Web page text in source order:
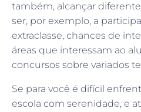
também, alcançar
ser, por exemplo, a
extraclasse, chances de
áreas que interessam ao
concursos sobre variados
Se para você é difícil
escola com serenidade, e